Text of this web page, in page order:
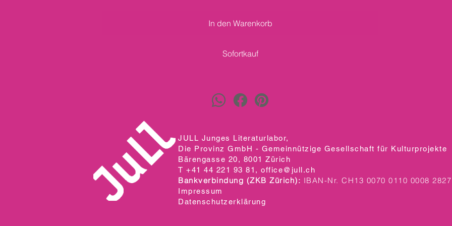
In den Warenkorb
Sofortkauf
JULL Junges Literaturlabor,
Die Provinz GmbH - Gemeinnützige Gesellschaft für Kulturprojekte
Bärengasse 20, 8001 Zürich
T +41 44 221 93 81, office@jull.ch
Bankverbindung (ZKB Zürich): IBAN-Nr. CH13 0070 0110 0008
Impressum
Datenschutzerklärung